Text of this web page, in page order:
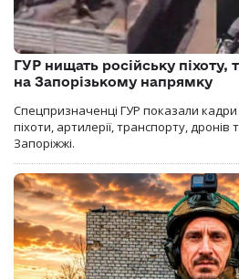
ГУР нищать російську піхоту,
на Запорізькому напрямку
Спецпризначенці ГУР показали кадри
піхоти, артилерії, транспорту, дронів
Запоріжжі.